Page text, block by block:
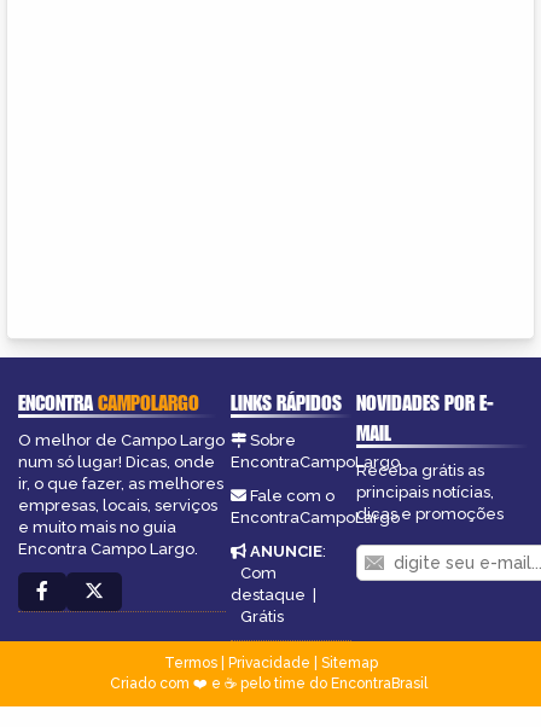
ENCONTRACAMPOLARGO
O melhor de Campo Largo
num só lugar! Dicas, onde
ir, o que fazer, as melhores
empresas, locais, serviços
e muito mais no guia
Encontra Campo Largo.
LINKS RÁPIDOS
Sobre
EncontraCampoLargo
Fale com o
EncontraCampoLargo
ANUNCIE:
Com
destaque |
Grátis
NOVIDADES POR E-
MAIL
Receba grátis as
principais notícias,
dicas e promoções
Termos| Privacidade
Sitemap
Criado com ❤️ e ☕ pelo time do EncontraBrasil